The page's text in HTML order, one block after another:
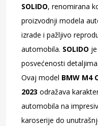
SOLIDO, renomirana
proizvodnji modela
izrade i pažljivo
automobila. SOLIDO
posvećenosti detaljima.
Ovaj model BMW M4
2023 odražava
automobila na
karoserije do